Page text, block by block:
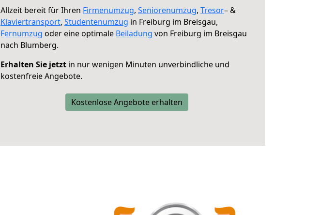
Allzeit bereit für Ihren Firmenumzug, Seniorenumzug, Tresor– &
Klaviertransport, Studentenumzug in Freiburg im Breisgau,
Fernumzug oder eine optimale Beiladung von Freiburg im Breisgau
nach Blumberg.
Erhalten Sie jetzt in nur wenigen Minuten unverbindliche und
kostenfreie Angebote.
Kostenlose Angebote erhalten